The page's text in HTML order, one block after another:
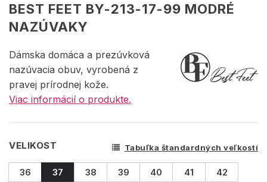
BEST FEET BY-213-17-99 MODRÉ
NAZÚVAKY
Dámska domáca a prezúvková
nazúvacia obuv, vyrobená z
pravej prírodnej kože.
Viac informácií o produkte.
VELIKOST Tabuľka štandardných veľkostí
36 37 38 39 40 41 42